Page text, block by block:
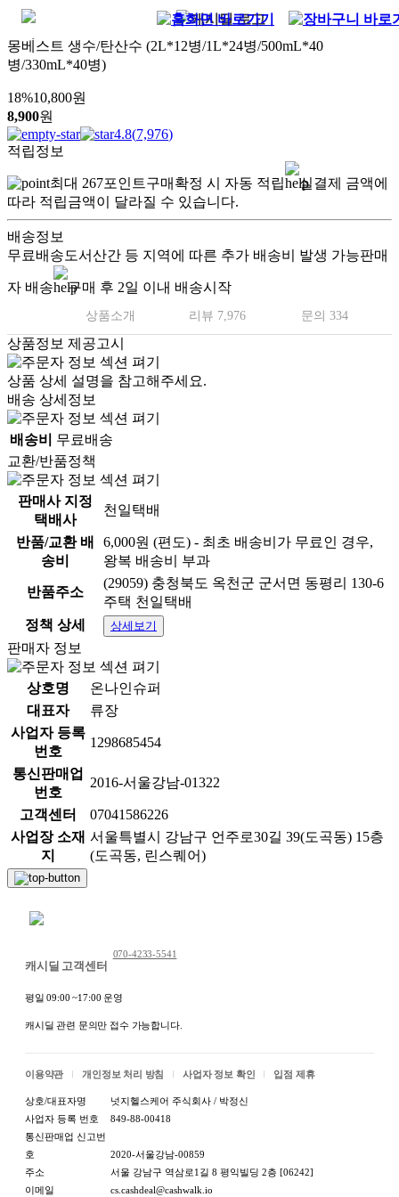
몽베스트 생수/탄산수 (2L*12병/1L*24병/500mL*40
병/330mL*40병)
18%10,800원
8,900원
4.8(7,976)
적립정보
최대 267포인트구매확정 시 자동 적립
실결제 금액에
따라 적립금액이 달라질 수 있습니다.
배송정보
무료배송도서산간 등 지역에 따른 추가 배송비 발생 가능판매
자 배송 구매 후 2일 이내 배송시작
상품소개 리뷰 7,976 문의 334
상품정보 제공고시
상품 상세 설명을 참고해주세요.
배송 상세정보
배송비
무료배송
교환/반품정책
판매사 지정
택배사
천일택배
반품/교환 배
송비
6,000원 (편도) - 최초 배송비가 무료인 경우,
왕복 배송비 부과
반품주소
(29059) 충청북도 옥천군 군서면 동평리 130-6
주택 천일택배
정책 상세
상세보기
판매자 정보
상호명
온나인슈퍼
대표자
류장
사업자 등록
번호
1298685454
통신판매업
번호
2016-서울강남-01322
고객센터
07041586226
사업장 소재
지
서울특별시 강남구 언주로30길 39(도곡동) 15층
(도곡동, 린스퀘어)
캐시딜 고객센터
070-4233-5541
평일 09:00 ~17:00 운영
캐시딜 관련 문의만 접수 가능합니다.
이용약관 개인정보 처리 방침 사업자 정보 확인 입점 제휴
상호/대표자명
넛지헬스케어 주식회사 / 박정신
사업자 등록 번호
849-88-00418
통신판매업 신고번
호
2020-서울강남-00859
주소
서울 강남구 역삼로1길 8 평익빌딩 2층 [06242]
이메일
cs.cashdeal@cashwalk.io